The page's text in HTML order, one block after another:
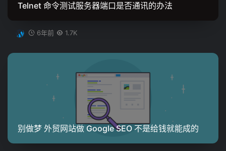
Telnet 命令测试服务器端口是否通讯的办法
6年前 1.7K
别做梦 外贸网站做 Google SEO 不是给钱就能成的